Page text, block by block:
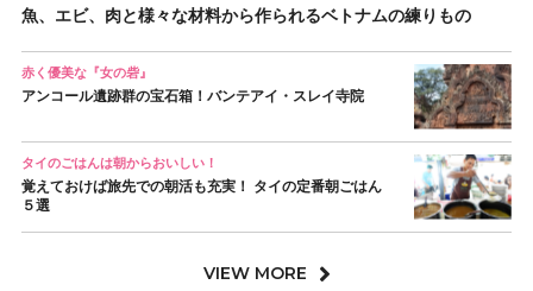
魚、エビ、肉と様々な材料から作られるベトナムの練りもの
赤く優美な『女の砦』
アンコール遺跡群の宝石箱！バンテアイ・スレイ寺院
タイのごはんは朝からおいしい！
覚えておけば旅先での朝活も充実！ タイの定番朝ごはん
５選
VIEW MORE